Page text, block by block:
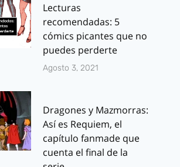
Lecturas
recomendadas: 5
cómics picantes que no
puedes perderte
Agosto 3, 2021
Dragones y Mazmorras:
Así es Requiem, el
capítulo fanmade que
cuenta el final de la